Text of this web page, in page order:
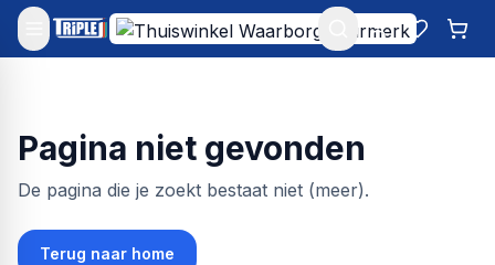
Mijn account
Pagina niet gevonden
De pagina die je zoekt bestaat niet (meer).
Terug naar home